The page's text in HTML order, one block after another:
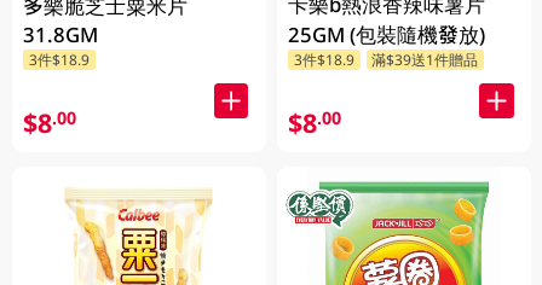
31.8GM
3件$18.9
$8.00
25GM (包裝隨機發放)
3件$18.9 滿$39送1件贈品
$8.00